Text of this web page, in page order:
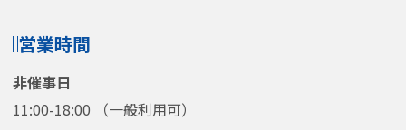
営業時間
非催事日
11:00-18:00 （一般利用可）